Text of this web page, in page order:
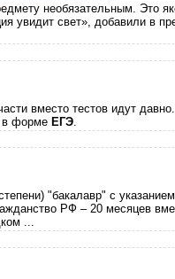
необязательным. Это
увидит свет», добавили в
вместо тестов идут
в форме ЕГЭ
"бакалавр" с указанием
РФ – 20 месяцев
...